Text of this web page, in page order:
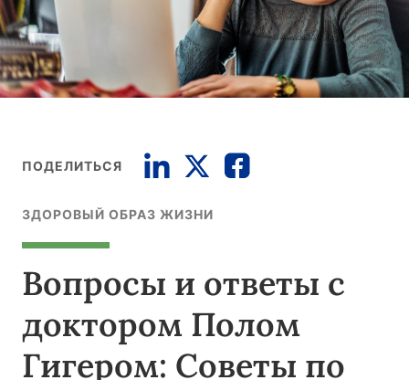
ПОДЕЛИТЬСЯ
ЗДОРОВЫЙ ОБРАЗ ЖИЗНИ
Вопросы и ответы с
доктором Полом
Гигером: Советы по